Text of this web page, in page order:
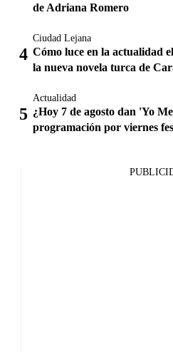
de Adriana Romero
Ciudad Lejana
Cómo luce en la actualidad
la nueva novela turca de
Actualidad
¿Hoy 7 de agosto dan 'Yo
programación por viernes